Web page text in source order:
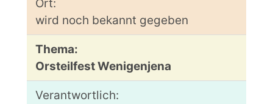
wird noch bekannt gegeben
Orsteilfest Wenigenjena